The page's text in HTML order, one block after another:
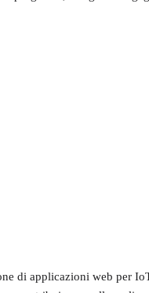
di applicazioni web per